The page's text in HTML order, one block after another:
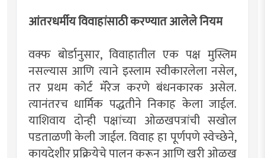
आंतरधर्मीय विवाहांसाठी करण्यात आलेले नियम
वक्फ बोर्डानुसार, विवाहातील एक पक्ष मुस्लिम
नसल्यास आणि त्याने इस्लाम स्वीकारलेला नसेल,
तर प्रथम कोर्ट मॅरेज करणे बंधनकारक असेल.
त्यानंतरच धार्मिक पद्धतीने निकाह केला जाईल.
याशिवाय दोन्ही पक्षांच्या ओळखपत्रांची सखोल
पडताळणी केली जाईल. विवाह हा पूर्णपणे स्वेच्छेने,
कायदेशीर प्रक्रियेचे पालन करून आणि खरी ओळख